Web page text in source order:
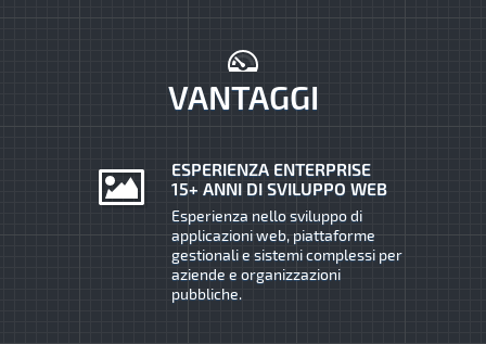
VANTAGGI
ESPERIENZA ENTERPRISE
15+ ANNI DI SVILUPPO WEB
Esperienza nello sviluppo di
applicazioni web, piattaforme
gestionali e sistemi complessi per
aziende e organizzazioni
pubbliche.